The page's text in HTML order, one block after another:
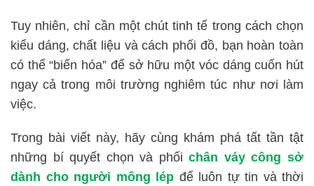
Tuy nhiên, chỉ cần một chút tinh tế trong cách chọn
kiểu dáng, chất liệu và cách phối đồ, bạn hoàn toàn
có thể “biến hóa” để sở hữu một vóc dáng cuốn hút
ngay cả trong môi trường nghiêm túc như nơi làm
việc.
Trong bài viết này, hãy cùng khám phá tất tần tật
những bí quyết chọn và phốichân váy công sở
dành cho người mông lép để luôn tự tin và thời